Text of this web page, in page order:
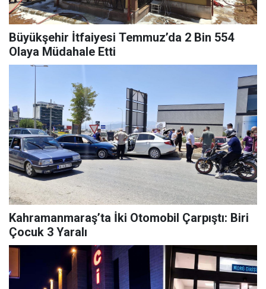
Büyükşehir İtfaiyesi Temmuz’da 2 Bin 554
Olaya Müdahale Etti
Kahramanmaraş’ta İki Otomobil Çarpıştı: Biri
Çocuk 3 Yaralı